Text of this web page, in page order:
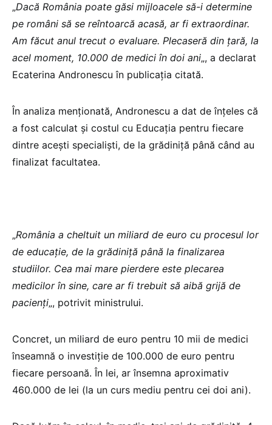
„Dacă România poate găsi mijloacele să-i determine
pe români să se reîntoarcă acasă, ar fi extraordinar.
Am făcut anul trecut o evaluare. Plecaseră din ţară, la
acel moment, 10.000 de medici în doi ani„, a declarat
Ecaterina Andronescu în publicaţia citată.
În analiza menţionată, Andronescu a dat de înţeles că
a fost calculat şi costul cu Educaţia pentru fiecare
dintre aceşti specialişti, de la grădiniţă până când au
finalizat facultatea.
„România a cheltuit un miliard de euro cu procesul lor
de educaţie, de la grădiniţă până la finalizarea
studiilor. Cea mai mare pierdere este plecarea
medicilor în sine, care ar fi trebuit să aibă grijă de
pacienţi„, potrivit ministrului.
Concret, un miliard de euro pentru 10 mii de medici
înseamnă o investiţie de 100.000 de euro pentru
fiecare persoană. În lei, ar însemna aproximativ
460.000 de lei (la un curs mediu pentru cei doi ani).